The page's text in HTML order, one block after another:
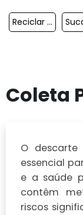
Reciclar Baterias
Coleta
O
essencial
e a saúde
contêm
riscos